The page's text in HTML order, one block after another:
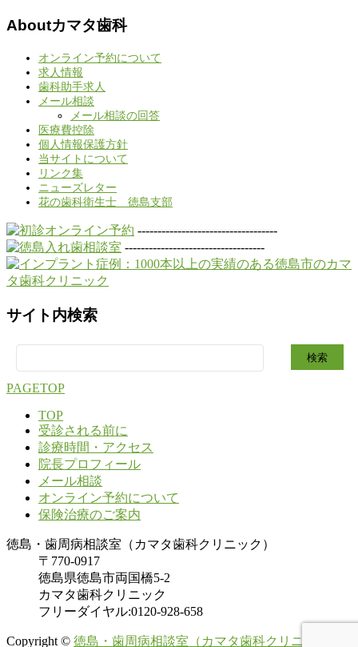
Aboutカマタ歯科
オンライン予約について
求人情報
歯科助手求人
メール相談
メール相談の回答
医療費控除
個人情報保護方針
当サイトについて
リンク集
ニューズレター
花の歯科衛生士 徳島支部
-----------------------------------
-----------------------------------
サイト内検索
索:
PAGETOP
TOP
受診される前に
診療時間・アクセス
院長プロフィール
メール相談
オンライン予約について
保険治療のご案内
徳島・歯周病相談室（カマタ歯科クリニック）
〒770-0917
徳島県徳島市両国橋5-2
カマタ歯科クリニック
フリーダイヤル:0120-928-658
Copyright © 徳島・歯周病相談室（カマタ歯科クリニック）